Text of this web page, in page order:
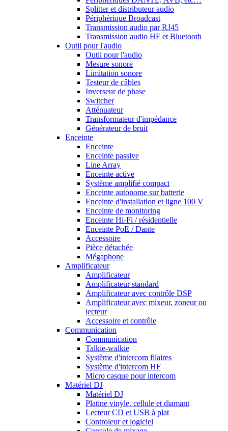
Splitter et distributeur audio
Périphérique Broadcast
Transmission audio par RJ45
Transmission audio HF et Bluetooth
Outil pour l'audio
Outil pour l'audio
Mesure sonore
Limitation sonore
Testeur de câbles
Inverseur de phase
Switcher
Atténuateur
Transformateur d'impédance
Générateur de bruit
Enceinte
Enceinte
Enceinte passive
Line Array
Enceinte active
Système amplifié compact
Enceinte autonome sur batterie
Enceinte d'installation et ligne 100 V
Enceinte de monitoring
Enceinte Hi-Fi / résidentielle
Enceinte PoE / Dante
Accessoire
Pièce détachée
Mégaphone
Amplificateur
Amplificateur
Amplificateur standard
Amplificateur avec contrôle DSP
Amplificateur avec mixeur, zoneur ou
lecteur
Accessoire et contrôle
Communication
Communication
Talkie-walkie
Système d'intercom filaires
Système d'intercom HF
Micro casque pour intercom
Matériel DJ
Matériel DJ
Platine vinyle, cellule et diamant
Lecteur CD et USB à plat
Controleur et logiciel